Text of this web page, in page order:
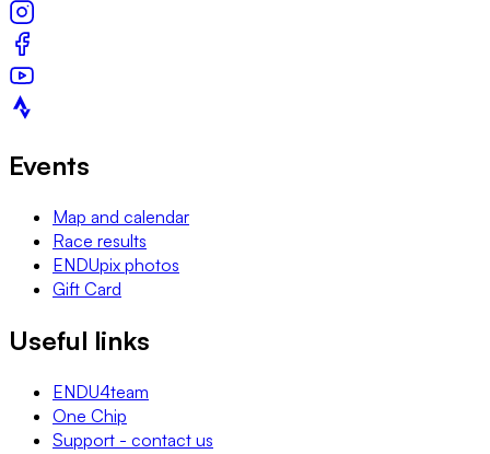
Events
Map and calendar
Race results
ENDUpix photos
Gift Card
Useful links
ENDU4team
One Chip
Support - contact us